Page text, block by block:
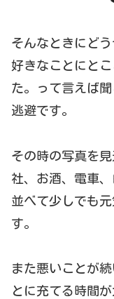
そんなときにど
好きなことにと
た。って言えば
逃避です。
その時の写真を
社、お酒、電車
並べて少しでも
す。
また悪いことが
とに充てる時間